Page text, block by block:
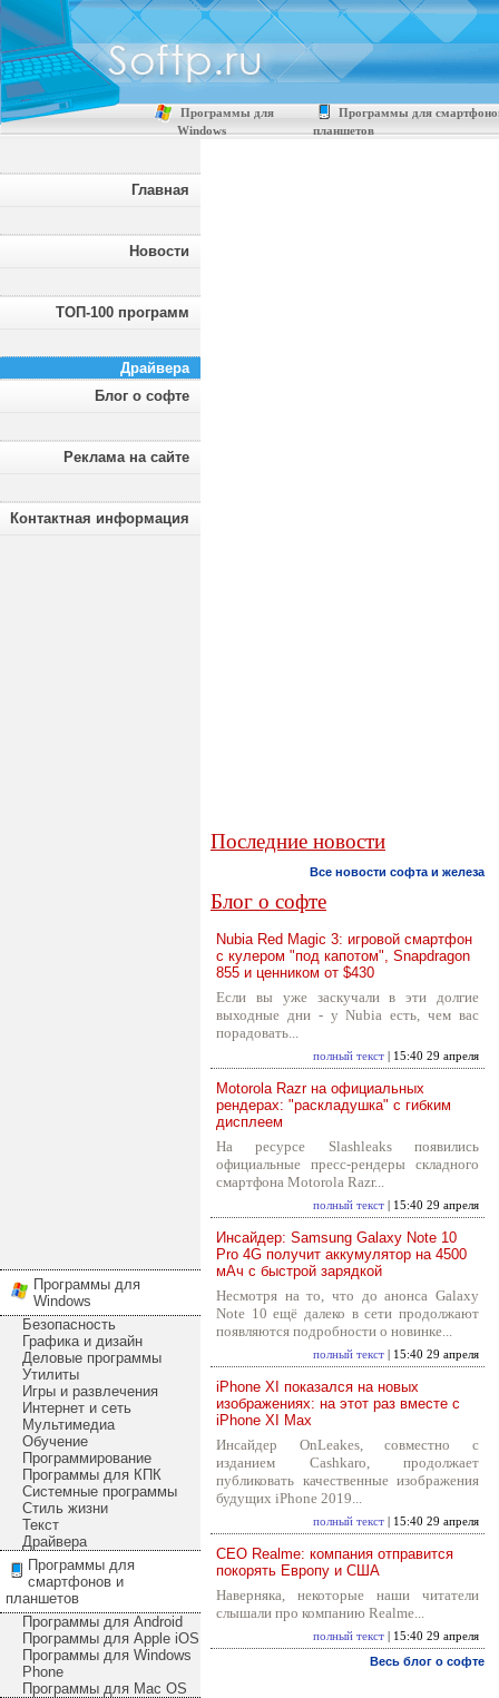
Программы для
Windows
Программы для
планшетов
Главная
Новости
ТОП-100 программ
Драйвера
Блог о софте
Реклама на сайте
Контактная информация
Программы для
Windows
Безопасность
Графика и дизайн
Деловые программы
Утилиты
Игры и развлечения
Интернет и сеть
Мультимедиа
Обучение
Программирование
Программы для КПК
Системные программы
Стиль жизни
Текст
Драйвера
Программы для
смартфонов и
планшетов
Программы для Android
Программы для Apple iOS
Программы для Windows
Phone
Программы для Mac OS
Последние новости
Все новости софта и железа
Блог о софте
Nubia Red Magic 3: игровой смартфон
с кулером "под капотом", Snapdragon
855 и ценником от $430
Если вы уже заскучали в эти долгие
выходные дни - у Nubia есть, чем вас
порадовать...
полный текст | 15:40 29 апреля
Motorola Razr на официальных
рендерах: "раскладушка" с гибким
дисплеем
На ресурсе Slashleaks появились
официальные пресс-рендеры складного
смартфона Motorola Razr...
полный текст | 15:40 29 апреля
Инсайдер: Samsung Galaxy Note 10
Pro 4G получит аккумулятор на 4500
мАч с быстрой зарядкой
Несмотря на то, что до анонса Galaxy
Note 10 ещё далеко в сети продолжают
появляются подробности о новинке...
полный текст | 15:40 29 апреля
iPhone XI показался на новых
изображениях: на этот раз вместе с
iPhone XI Max
Инсайдер OnLeakes, совместно с
изданием Cashkaro, продолжает
публиковать качественные изображения
будущих iPhone 2019...
полный текст | 15:40 29 апреля
CEO Realme: компания отправится
покорять Европу и США
Наверняка, некоторые наши читатели
слышали про компанию Realme...
полный текст | 15:40 29 апреля
Весь блог о софте